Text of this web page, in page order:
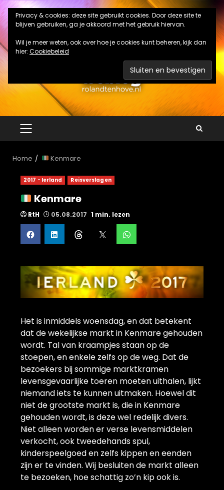
Ga
naar
de
inhoud
PRIMAIR
MENU
Home Kenmare
2017 - Ierland Reisverslagen
Kenmare
RtH 05.08.2017 1 min. lezen
Het is inmiddels woensdag, en dat betekent
dat de wekelijkse markt in Kenmare gehouden
wordt. Tal van kraampjes staan op de
stoepen, en enkele zelfs op de weg. Dat de
bezoekers bij sommige marktkramen
levensgevaarlijke toeren moeten uithalen, lijkt
niemand iets te kunnen uitmaken. Hoewel dit
niet de grootste markt is, die in Kenmare
gehouden wordt, is deze wel redelijk divers.
Niet alleen worden er verse levensmiddelen
verkocht, ook tweedehands spul,
kinderspeelgoed en zelfs kippen en eenden
zijn er te vinden. Wij besluiten de markt alleen
te bezoeken, hoe schattig zo’n kip ook is.
Privacy & cookies: deze site gebruikt cookies. Door deze site te
blijven gebruiken, ga je akkoord met het gebruik hiervan.
Wil je meer weten, ook over hoe je cookies kunt beheren, kijk dan
hier: Cookiebeleid